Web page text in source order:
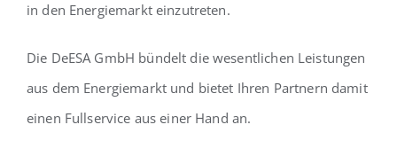
in den Energiemarkt einzutreten.
Die DeESA GmbH bündelt die wesentlichen Leistungen
aus dem Energiemarkt und bietet Ihren Partnern damit
einen Fullservice aus einer Hand an.